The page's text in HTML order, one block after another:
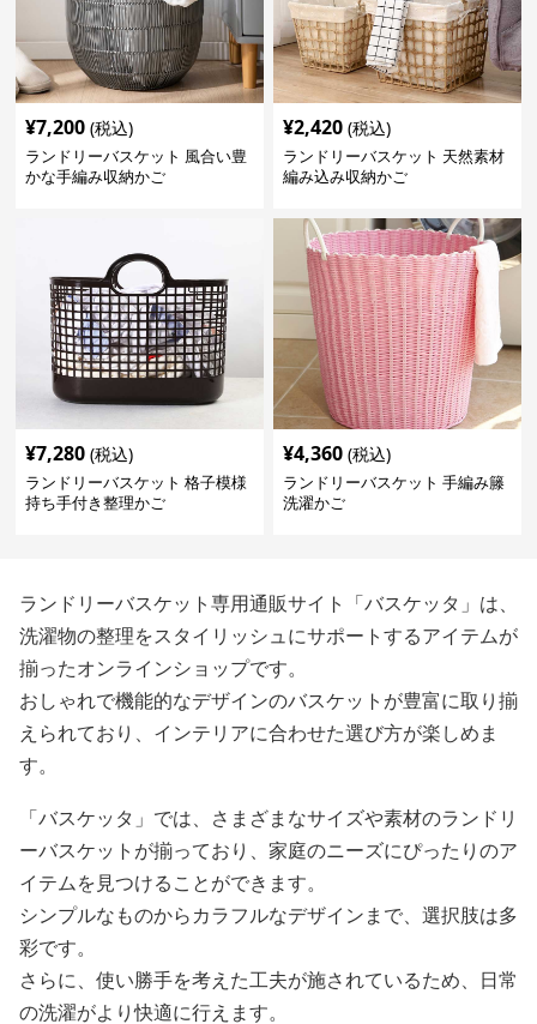
¥7,200 (税込)
ランドリーバスケット 風合い豊
かな手編み収納かご
¥2,420 (税込)
ランドリーバスケット 天然素材
編み込み収納かご
¥7,280 (税込)
ランドリーバスケット 格子模様
持ち手付き整理かご
¥4,360 (税込)
ランドリーバスケット 手編み籐
洗濯かご
ランドリーバスケット専用通販サイト「バスケッタ」は、
洗濯物の整理をスタイリッシュにサポートするアイテムが
揃ったオンラインショップです。
おしゃれで機能的なデザインのバスケットが豊富に取り揃
えられており、インテリアに合わせた選び方が楽しめま
す。
「バスケッタ」では、さまざまなサイズや素材のランドリ
ーバスケットが揃っており、家庭のニーズにぴったりのア
イテムを見つけることができます。
シンプルなものからカラフルなデザインまで、選択肢は多
彩です。
さらに、使い勝手を考えた工夫が施されているため、日常
の洗濯がより快適に行えます。